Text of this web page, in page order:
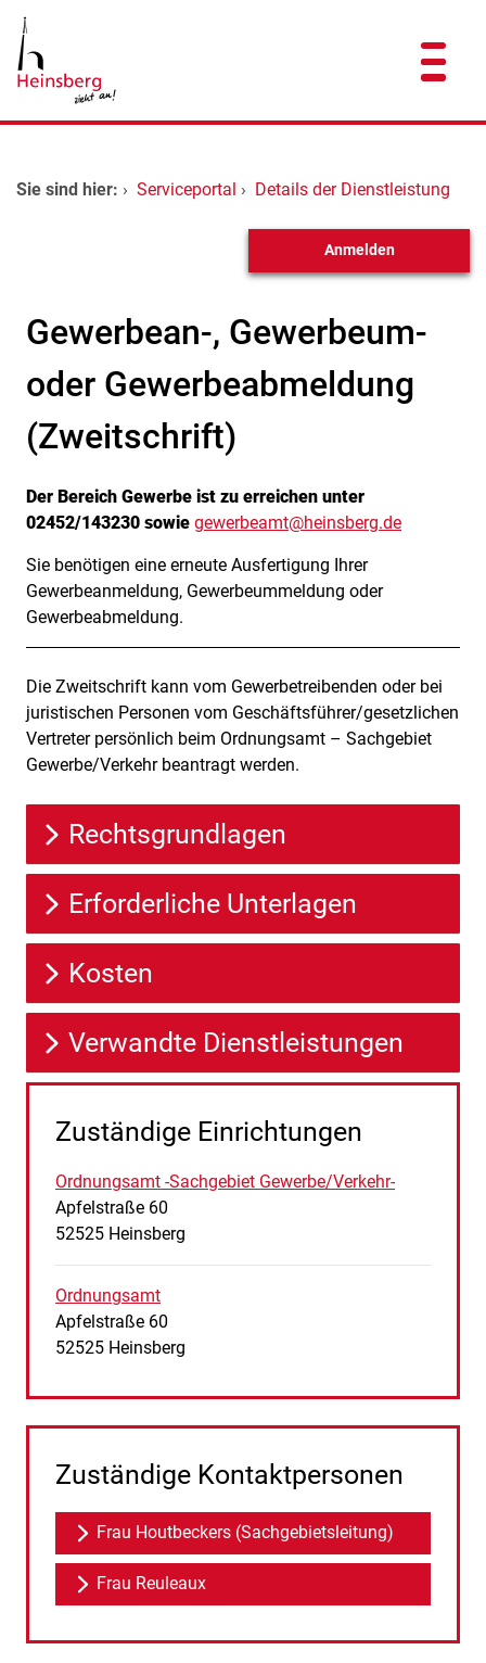
Zum Hauptinhalt springen
Zum Header
Zum Hauptinhalt
Zum Footer
Dienstleistungen A-Z
Sie sind hier: › Serviceportal › Details der Dienstleistung
Anmelden
Gewerbean-, Gewerbeum-
oder Gewerbeabmeldung
(Zweitschrift)
Kurzbeschreibung
Der Bereich Gewerbe ist zu erreichen unter
02452/143230 sowie gewerbeamt@heinsberg.de
Sie benötigen eine erneute Ausfertigung Ihrer
Gewerbeanmeldung, Gewerbeummeldung oder
Gewerbeabmeldung.
Beschreibung
Die Zweitschrift kann vom Gewerbetreibenden oder bei
juristischen Personen vom Geschäftsführer/gesetzlichen
Vertreter persönlich beim Ordnungsamt – Sachgebiet
Gewerbe/Verkehr beantragt werden.
Rechtsgrundlagen
Erforderliche Unterlagen
Kosten
Verwandte Dienstleistungen
Zuständige Einrichtungen
Ordnungsamt -Sachgebiet Gewerbe/Verkehr-
Straße:
Apfelstraße Hausnummer:
60
PLZ:
52525 Ort:
Heinsberg
Ordnungsamt
Straße:
Apfelstraße Hausnummer:
60
PLZ:
52525 Ort:
Heinsberg
Zuständige Kontaktpersonen
Frau Houtbeckers (Sachgebietsleitung)
Frau Reuleaux